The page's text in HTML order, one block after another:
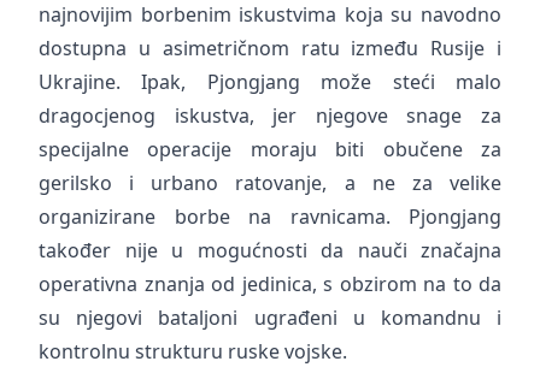
najnovijim borbenim iskustvima koja su navodno
dostupna u asimetričnom ratu između Rusije i
Ukrajine. Ipak, Pjongjang može steći malo
dragocjenog iskustva, jer njegove snage za
specijalne operacije moraju biti obučene za
gerilsko i urbano ratovanje, a ne za velike
organizirane borbe na ravnicama. Pjongjang
također nije u mogućnosti da nauči značajna
operativna znanja od jedinica, s obzirom na to da
su njegovi bataljoni ugrađeni u komandnu i
kontrolnu strukturu ruske vojske.